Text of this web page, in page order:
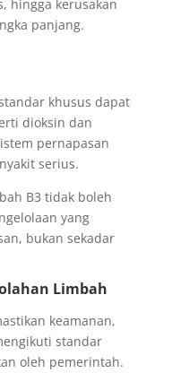
hingga kerusakan
panjang.
khusus dapat
dioksin dan
pernapasan
serius.
B3 tidak boleh
yang
bukan sekadar
Limbah
keamanan,
standar
oleh pemerintah.